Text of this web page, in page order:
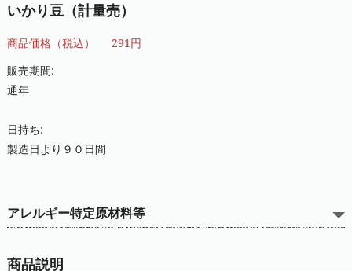
いかり豆（計量売）
商品価格（税込）
291円
販売期間:
通年
日持ち:
製造日より９０日間
アレルギー特定原材料等
商品説明